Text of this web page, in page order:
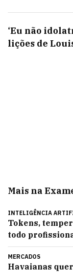
‘Eu não
lições de
Mais na
INTELIGÊNCIA
Tokens,
todo
MERCADOS
Havaianas